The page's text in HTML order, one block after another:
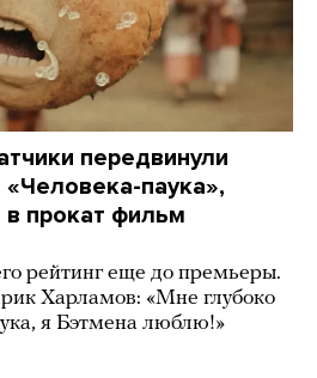
передвинули
паука»,
прокат фильм
рейтинг еще до премьеры.
Харламов: «Мне глубоко
я Бэтмена люблю!»